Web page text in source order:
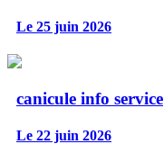
Le 25 juin 2026
canicule info service
Le 22 juin 2026